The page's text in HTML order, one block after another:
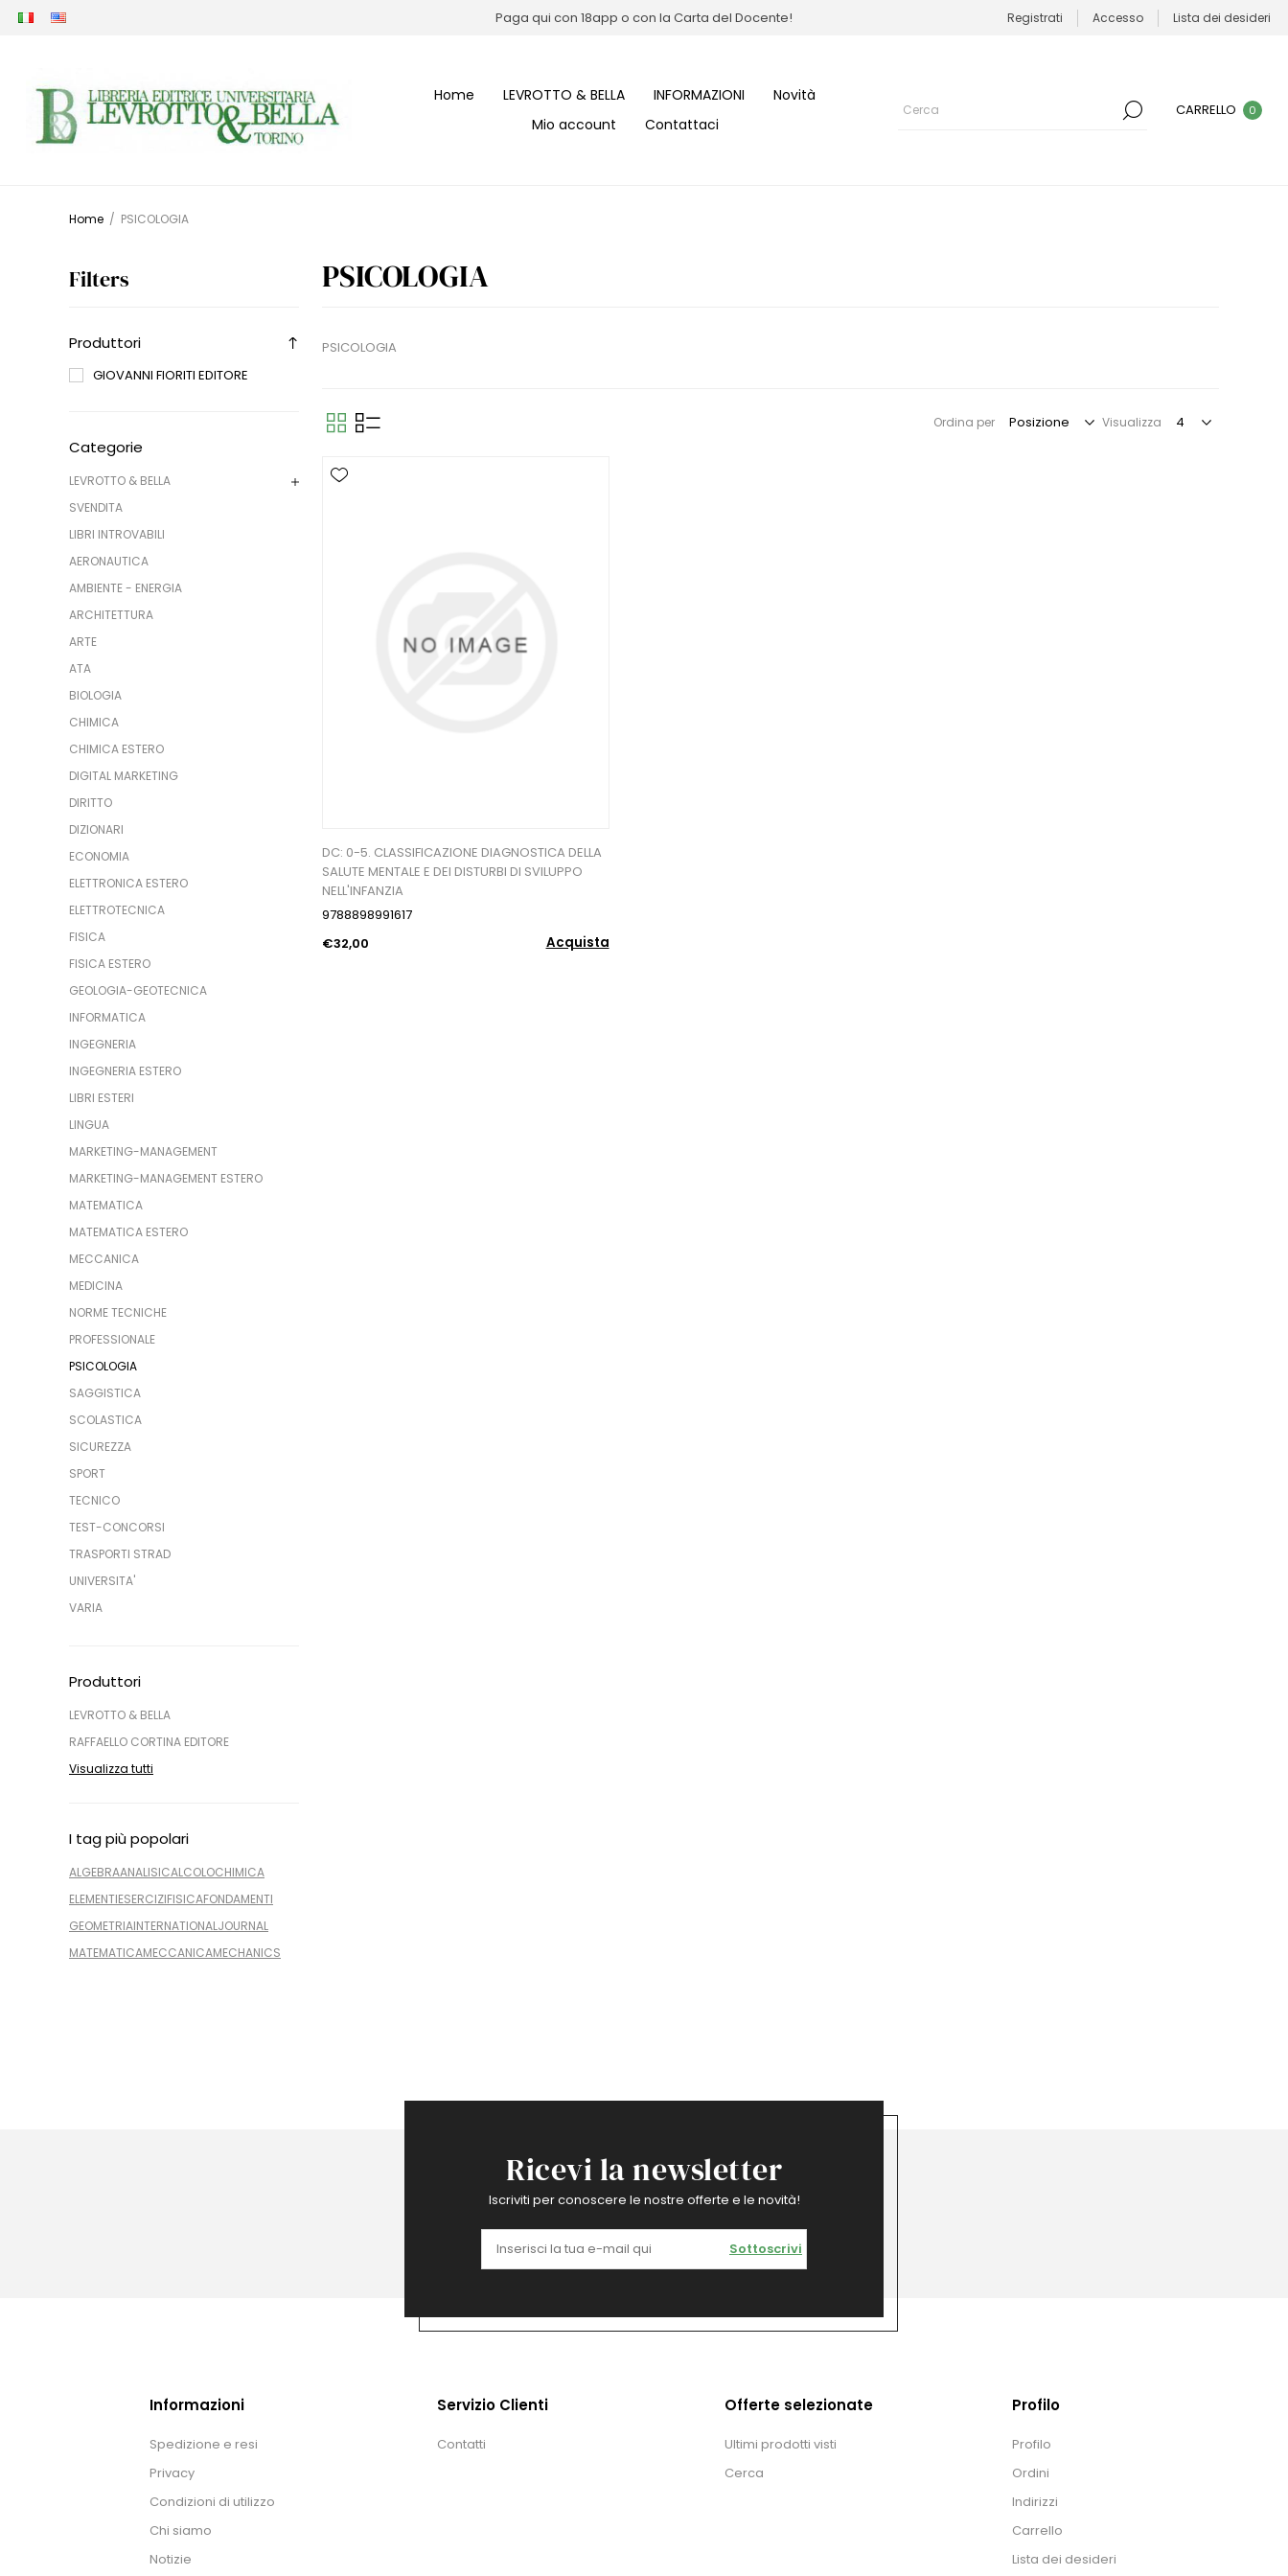
Paga qui con 18app o con la Carta del Docente! Registrati Accesso Lista dei desideri
Home LEVROTTO & BELLA INFORMAZIONI
Novità
Mio account
Contattaci
CARRELLO 0
Home / PSICOLOGIA
Filters
Produttori
GIOVANNI FIORITI EDITORE
Categorie
LEVROTTO & BELLA
SVENDITA
LIBRI INTROVABILI
AERONAUTICA
AMBIENTE - ENERGIA
ARCHITETTURA
ARTE
ATA
BIOLOGIA
CHIMICA
CHIMICA ESTERO
DIGITAL MARKETING
DIRITTO
DIZIONARI
ECONOMIA
ELETTRONICA ESTERO
ELETTROTECNICA
FISICA
FISICA ESTERO
GEOLOGIA-GEOTECNICA
INFORMATICA
INGEGNERIA
INGEGNERIA ESTERO
LIBRI ESTERI
LINGUA
MARKETING-MANAGEMENT
MARKETING-MANAGEMENT ESTERO
MATEMATICA
MATEMATICA ESTERO
MECCANICA
MEDICINA
NORME TECNICHE
PROFESSIONALE
PSICOLOGIA
SAGGISTICA
SCOLASTICA
SICUREZZA
SPORT
TECNICO
TEST-CONCORSI
TRASPORTI STRAD
UNIVERSITA'
VARIA
Produttori
LEVROTTO & BELLA
RAFFAELLO CORTINA EDITORE
Visualizza tutti
I tag più popolari
ALGEBRAANALISICALCOLOCHIMICA
ELEMENTIESERCIZIFISICAFONDAMENTI
GEOMETRIAINTERNATIONALJOURNAL
MATEMATICAMECCANICAMECHANICS
PSICOLOGIA
PSICOLOGIA
Ordina per Visualizza
DC: 0-5. CLASSIFICAZIONE DIAGNOSTICA DELLA
SALUTE MENTALE E DEI DISTURBI DI SVILUPPO
NELL'INFANZIA
9788898991617
€32,00
Acquista
Ricevi la newsletter
Iscriviti per conoscere le nostre offerte e le novità!
Sottoscrivi
Informazioni
Spedizione e resi
Privacy
Condizioni di utilizzo
Chi siamo
Notizie
Servizio Clienti
Contatti
Offerte selezionate
Ultimi prodotti visti
Cerca
Profilo
Profilo
Ordini
Indirizzi
Carrello
Lista dei desideri